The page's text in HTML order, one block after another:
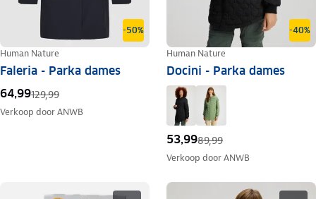
-50%
Human Nature
Faleria - Parka dames
64,99129,99
Verkoop doorANWB
-40%
Human Nature
Docini - Parka dames
53,9989,99
Verkoop doorANWB